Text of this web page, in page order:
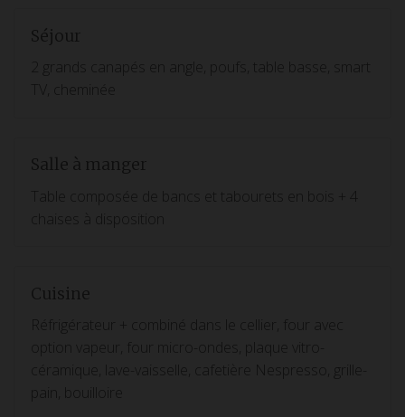
Séjour
2 grands canapés en angle, poufs, table basse, smart
TV, cheminée
Salle à manger
Table composée de bancs et tabourets en bois + 4
chaises à disposition
Cuisine
Réfrigérateur + combiné dans le cellier, four avec
option vapeur, four micro-ondes, plaque vitro-
céramique, lave-vaisselle, cafetière Nespresso, grille-